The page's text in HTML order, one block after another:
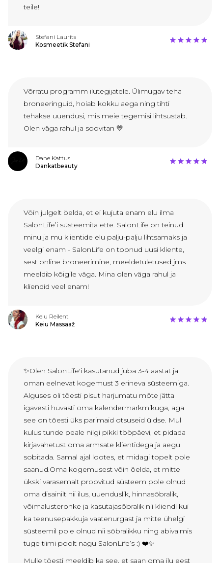
teile!
Stefani Laurits
Kosmeetik Stefani
Võrratu programm ilutegijatele. Ülimugav teha
broneeringuid, hoiab kokku aega ning tihti
tehakse uuendusi, mis meie tegemisi lihtsustab.
Olen väga rahul ja soovitan 💛
Dane Kattus
Dankatbeauty
Võin julgelt öelda, et ei kujuta enam elu ilma
SalonLife’i süsteemita ette. SalonLife on teinud
minu ja mu klientide elu palju-palju lihtsamaks ja
veelgi enam - SalonLife on toonud uusi kliente,
sest online broneerimine, meeldetuletused jms
meeldib kõigile väga. Mina olen väga rahul ja
kliendid veel enam!
Keiu Reilent
Keiu Massaaž
✨Olen SalonLife'i kasutanud juba 3-4 aastat ja
oman eelnevat kogemust 3 erineva süsteemiga.
Alguses oli tõesti pisut harjumatu mõte jätta
igavesti hüvasti oma kalendermärkmikuga, aga
see on tõesti üks parimaid otsuseid üldse. Mul
kulus tunde peale niigi pikki tööpäevi, et pidada
kirjavahetust oma armsate klientidega ja aegu
sobitada. Samal ajal lootes, et midagi topelt pole
saanud.Oma kogemusest võin öelda, et mitte
ükski varasemalt proovitud süsteem pole olnud
oma disainilt nii ilus, uuenduslik, hinnasõbralik,
võimalusterohke ja kasutajasõbralik nii kliendi kui
ka teenusepakkuja vaatenurgast ja mitte ühelgi
süsteemil pole olnud nii sõbralikku ning abivalmis
tuge tiimi poolt nagu SalonLife’s :) ❤️✨
Mulle tõesti meeldib ka see, et saan oma ilu eest